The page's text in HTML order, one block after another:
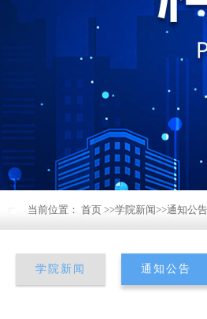
当前位置： 首页 >>学院新闻>>通知公告
学院新闻 通知公告